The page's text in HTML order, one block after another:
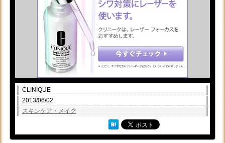
CLINIQUE
2013/06/02
スキンケア・メイク